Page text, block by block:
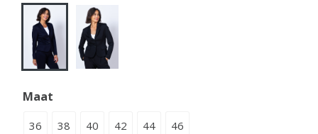
Maat
36 38 40 42 44 46